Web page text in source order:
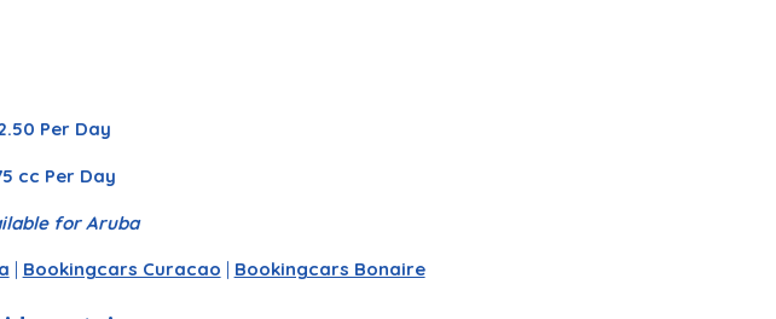
Per Day
cc Per Day
for Aruba
| Bookingcars Curacao | Bookingcars Bonaire